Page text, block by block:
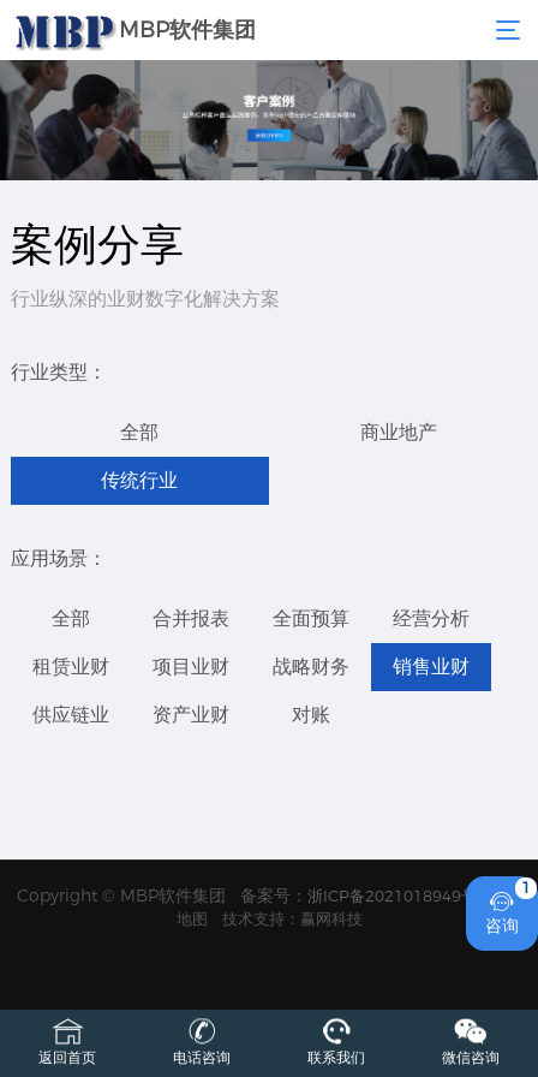
MBP软件集团
案例分享
行业纵深的业财数字化解决方案
行业类型：
全部 商业地产
传统行业
应用场景：
全部 合并报表 全面预算 经营分析
租赁业财 项目业财 战略财务 销售业财
供应链业 资产业财 对账
Copyright © MBP软件集团 备案号： 浙ICP备2021018949号
网站
地图
技术支持：赢网科技
1

咨询
返回首页 电话咨询 联系我们 微信咨询